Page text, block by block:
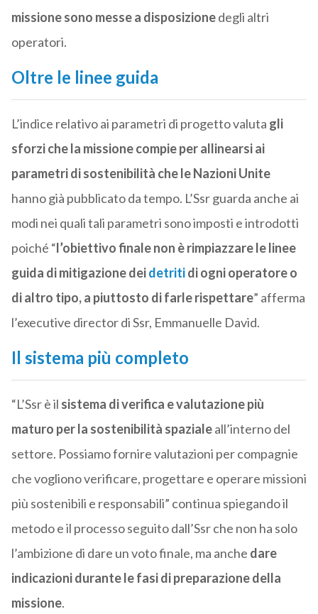
missione sono messe a disposizionedegli altri
operatori.
Oltre le linee guida
L’indice relativo ai parametri di progetto valuta gli
sforzi che la missione compie per allinearsi ai
parametri di sostenibilità che le Nazioni Unite
hanno già pubblicato da tempo. L’Ssr guarda anche ai
modi nei quali tali parametri sono imposti e introdotti
poiché “l’obiettivo finale non è rimpiazzare le linee
guida di mitigazione deidetritidi ogni operatore o
di altro tipo, a piuttosto di farle rispettare” afferma
l’executive director di Ssr, Emmanuelle David.
Il sistema più completo
“L’Ssr è il sistema di verifica e valutazione più
maturo per la sostenibilità spazialeall’interno del
settore. Possiamo fornire valutazioni per compagnie
che vogliono verificare, progettare e operare missioni
più sostenibili e responsabili” continua spiegando il
metodo e il processo seguito dall’Ssr che non ha solo
l’ambizione di dare un voto finale, ma anche dare
indicazioni durante le fasi di preparazione della
missione.